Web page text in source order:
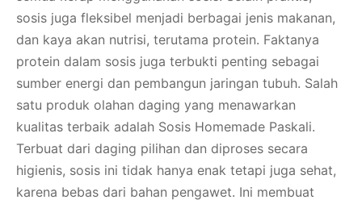
sosis juga fleksibel menjadi berbagai jenis makanan,
dan kaya akan nutrisi, terutama protein. Faktanya
protein dalam sosis juga terbukti penting sebagai
sumber energi dan pembangun jaringan tubuh. Salah
satu produk olahan daging yang menawarkan
kualitas terbaik adalah Sosis Homemade Paskali.
Terbuat dari daging pilihan dan diproses secara
higienis, sosis ini tidak hanya enak tetapi juga sehat,
karena bebas dari bahan pengawet. Ini membuat